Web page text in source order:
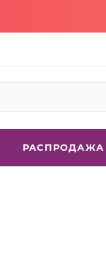
РАСПРОДАЖА